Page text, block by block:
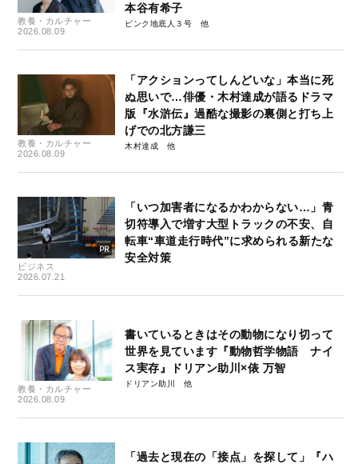
教養・カルチャー
2026.08.09
本谷有希子
ピンク地底人３号
教養・カルチャー
2026.08.09
「アクションってしんどいな」本当に死
ぬ思いで…俳優・木村達成が語るドラマ
版『水滸伝』過酷な撮影の裏側と打ち上
げでの北方謙三
木村達成
ビジネス
2026.07.21
「いつ加害者になるかわからない…」青
切符導入で増す大型トラックの不安、自
転車“車道走行時代”に求められる新たな
安全対策
教養・カルチャー
2026.08.09
書いているときはその動物になり切って
世界を見ています『動物哲学物語 ナイ
ス実存』ドリアン助川×俵 万智
ドリアン助川
「過去と現在の「接点」を探して」『ハ